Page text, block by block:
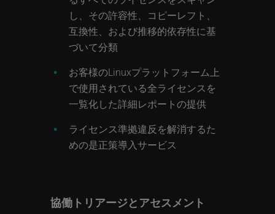
し、その許容性、コピーレフト、
互換性、および推移的依存性に基
づいて分類
お客様のLinuxプラットフォーム上
で使用されている全ライセンスを
一覧化した詳細レポートの提供
ライセンス準拠違反を解消するた
めの是正策導入サービス
協働トリアージとアセスメント